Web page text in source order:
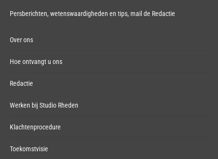
Persberichten, wetenswaardigheden en tips, mail de Redactie
Over ons
Hoe ontvangt u ons
Redactie
Werken bij Studio Rheden
Klachtenprocedure
Toekomstvisie